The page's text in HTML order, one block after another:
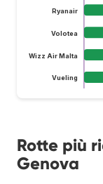
Ryanair
Volotea
Wizz Air Malta
Vueling
Rotte più
Genova